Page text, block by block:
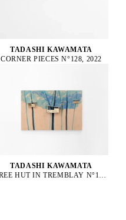
TADASHI KAWAMATA
CORNER PIECES N°128, 2022
TADASHI KAWAMATA
TREE HUT IN TREMBLAY N°152, 2023